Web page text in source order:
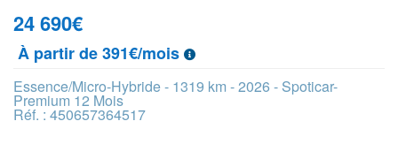
24 690€
À partir de 391€/mois
Essence/Micro-Hybride - 1319 km - 2026 - Spoticar-
Premium 12 Mois
Réf. : 450657364517